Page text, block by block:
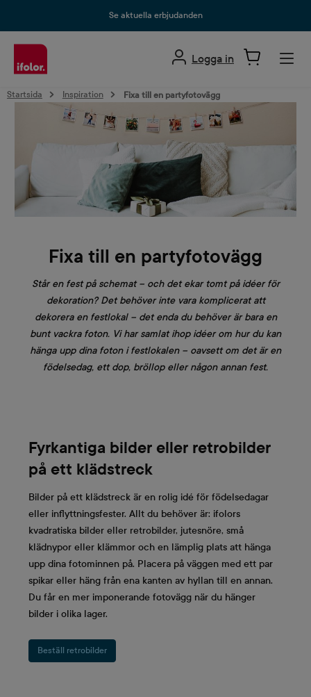
Se aktuella erbjudanden
Logga in
Startsida Inspiration Fixa till en partyfotovägg
Fixa till en partyfotovägg
Står en fest på schemat – och det ekar tomt på idéer för
dekoration? Det behöver inte vara komplicerat att
dekorera en festlokal – det enda du behöver är bara en
bunt vackra foton. Vi har samlat ihop idéer om hur du kan
hänga upp dina foton i festlokalen – oavsett om det är en
födelsedag, ett dop, bröllop eller någon annan fest.
Fyrkantiga bilder eller retrobilder
på ett klädstreck
Bilder på ett klädstreck är en rolig idé för födelsedagar
eller inflyttningsfester. Allt du behöver är: ifolors
kvadratiska bilder eller retrobilder, jutesnöre, små
klädnypor eller klämmor och en lämplig plats att hänga
upp dina fotominnen på. Placera på väggen med ett par
spikar eller häng från ena kanten av hyllan till en annan.
Du får en mer imponerande fotovägg när du hänger
bilder i olika lager.
Beställ retrobilder